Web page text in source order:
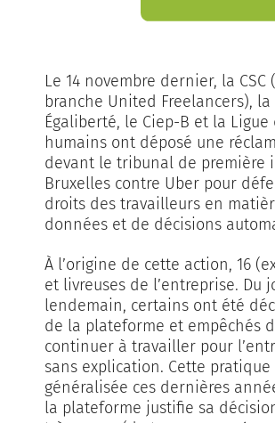
Le 14 novembre dernier, la CSC
branche United Freelancers),
Égaliberté, le Ciep-B et la
humains ont déposé une
devant le tribunal de première
Bruxelles contre Uber pour
droits des travailleurs en
données et de décisions
À l’origine de cette action, 16
et livreuses de l’entreprise. Du
lendemain, certains ont été
de la plateforme et empêchés
continuer à travailler pour
sans explication. Cette pratique
généralisée ces dernières
la plateforme justifie sa